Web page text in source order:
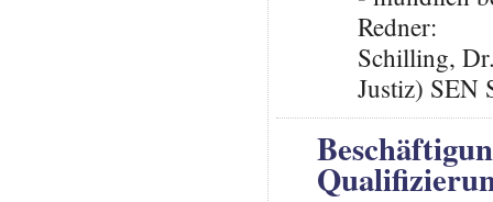
Redner:
Schilling,
Justiz) SEN